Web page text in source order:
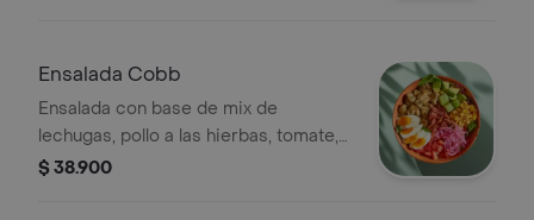
Ensalada Cobb
Ensalada con base de mix de
lechugas, pollo a las hierbas, tomate,
huevo duro, tocineta, aguacate,
$ 38.900